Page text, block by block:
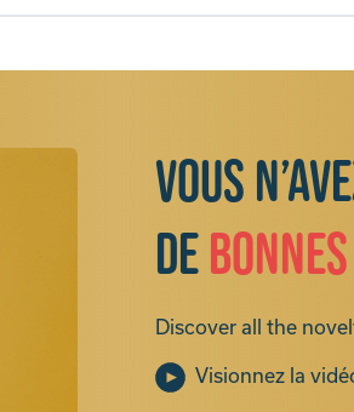
Vous
de
Discover all the
Visionnez la